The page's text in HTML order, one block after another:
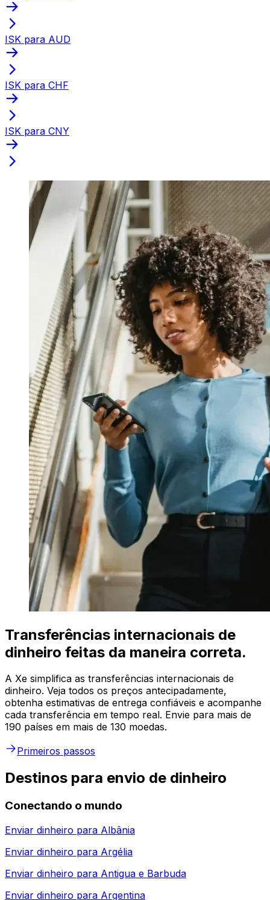
ISK para AUD
ISK para CHF
ISK para CNY
Transferências internacionais de
dinheiro feitas da maneira correta.
A Xe simplifica as transferências internacionais de
dinheiro. Veja todos os preços antecipadamente,
obtenha estimativas de entrega confiáveis e acompanhe
cada transferência em tempo real. Envie para mais de
190 países em mais de 130 moedas.
Primeiros passos
Destinos para envio de dinheiro
Conectando o mundo
Enviar dinheiro para Albânia
Enviar dinheiro para Argélia
Enviar dinheiro para Antigua e Barbuda
Enviar dinheiro para Argentina